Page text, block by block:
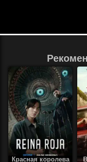
Красная королева